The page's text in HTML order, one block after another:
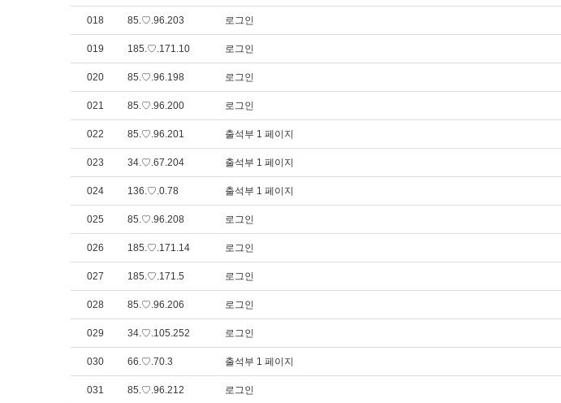
018 85.♡.96.203 로그인
019 185.♡.171.10 로그인
020 85.♡.96.198 로그인
021 85.♡.96.200 로그인
022 85.♡.96.201 출석부 1 페이지
023 34.♡.67.204 출석부 1 페이지
024 136.♡.0.78 출석부 1 페이지
025 85.♡.96.208 로그인
026 185.♡.171.14 로그인
027 185.♡.171.5 로그인
028 85.♡.96.206 로그인
029 34.♡.105.252 로그인
030 66.♡.70.3 출석부 1 페이지
031 85.♡.96.212 로그인